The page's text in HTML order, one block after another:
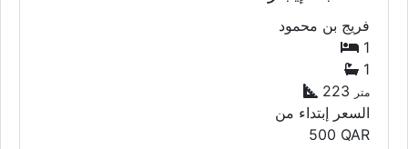
فريج بن محمود
1
1
223
السعر إبتداء من
500 QAR